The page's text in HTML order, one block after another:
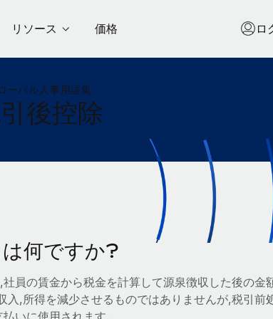
リソース 価格 ロ
ーバル人事用語集
後控除
何ですか?
員の賃金から税金を計算して源泉徴収した後の金
入,所得を減少させるものではありませんが,税引前
いに使用されます.